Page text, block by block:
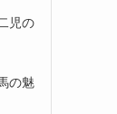
児の
の魅